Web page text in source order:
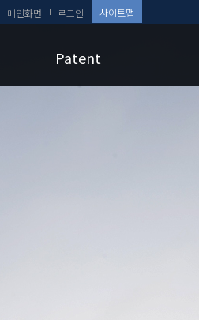
메인화면 로그인 사이트맵
Patent